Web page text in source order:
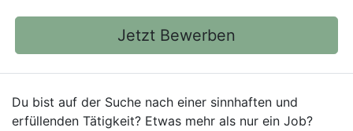
Jetzt Bewerben
Du bist auf der Suche nach einer sinnhaften und
erfüllenden Tätigkeit? Etwas mehr als nur ein Job?